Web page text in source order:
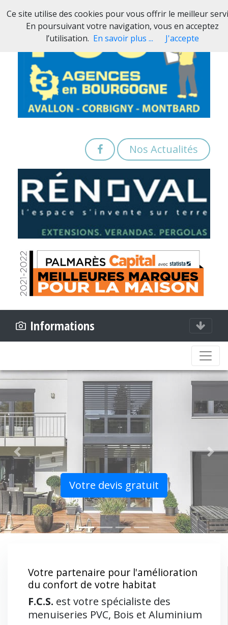
Nos Actualités
Informations
Votre devis gratuit
Previous Next
Votre partenaire pour l'amélioration
du confort de votre habitat
F.C.S. est votre spécialiste des
menuiseries PVC, Bois et Aluminium
Ce site utilise des cookies pour vous offrir le meilleur
En poursuivant votre navigation, vous en acceptez
l’utilisation. En savoir plus ... J'accepte